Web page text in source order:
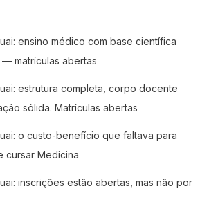
ensino médico com base científica
matrículas abertas
estrutura completa, corpo docente
sólida. Matrículas abertas
o custo-benefício que faltava para
cursar Medicina
inscrições estão abertas, mas não por